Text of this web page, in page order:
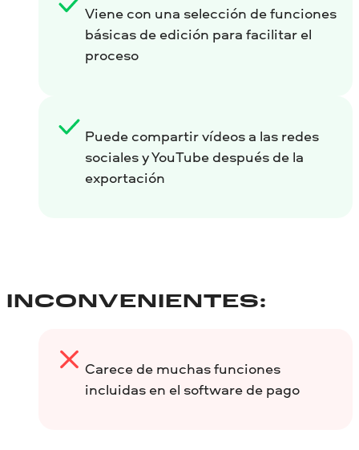
Viene con una selección de funciones
básicas de edición para facilitar el
proceso
Puede compartir vídeos a las redes
sociales y YouTube después de la
exportación
INCONVENIENTES:
Carece de muchas funciones
incluidas en el software de pago